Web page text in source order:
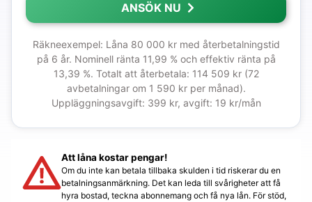
ANSÖK NU
Räkneexempel: Låna 80 000 kr med återbetalningstid
på 6 år. Nominell ränta 11,99 % och effektiv ränta på
13,39 %. Totalt att återbetala: 114 509 kr (72
avbetalningar om 1 590 kr per månad).
Uppläggningsavgift: 399 kr, avgift: 19 kr/mån
Att låna kostar pengar!
Om du inte kan betala tillbaka skulden i tid riskerar du en
betalningsanmärkning. Det kan leda till svårigheter att få
hyra bostad, teckna abonnemang och få nya lån. För stöd,